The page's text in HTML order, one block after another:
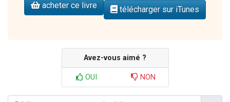
acheter ce livre télécharger sur iTunes
Avez-vous aimé ?
OUI NON